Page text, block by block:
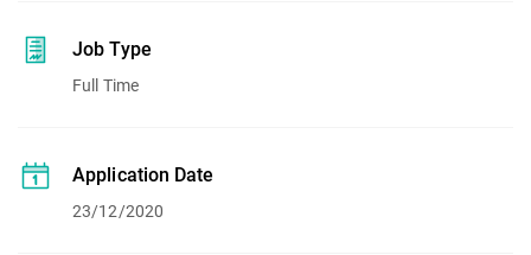
Job Type
Full Time
Application Date
23/12/2020